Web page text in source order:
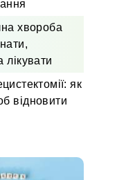
хвороба
лікувати
як
відновити